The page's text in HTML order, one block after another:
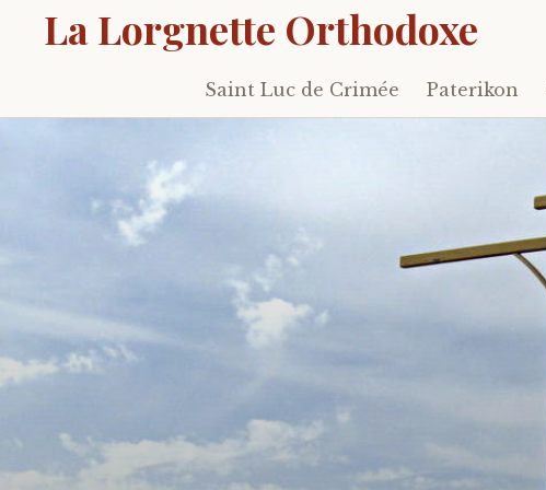
La Lorgnette Orthodoxe
Skip
to
Saint Luc de Crimée Paterikon